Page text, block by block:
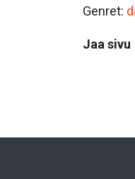
Genret:
Jaa sivu